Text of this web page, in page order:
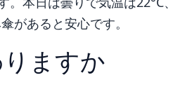
があると安心です。
ますか